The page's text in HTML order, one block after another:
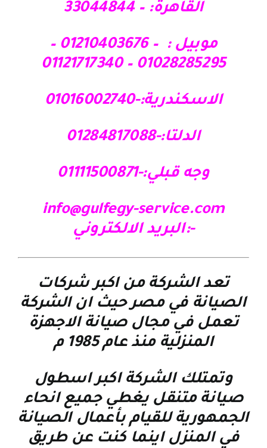
القاهرة: – 33044844
موبيل : – 01210403676 –
01028285295 – 01121717340
الاسكندرية:-01016002740
الدلتا:-01284817088
وجه قبلي:-01111500871
info@gulfegy-service.com
-:البريد الالكتروني
تعد الشركة من اكبر شركات
الصيانة في مصر حيث ان الشركة
تعمل في مجال صيانة الاجهزة
المنزلية منذ عام 1985 م
وتمتلك الشركة اكبر اسطول
صيانة متنقل يغطي جميع انحاء
الجمهورية للقيام بأعمال الصيانة
في المنزل اينما كنت عن طريق